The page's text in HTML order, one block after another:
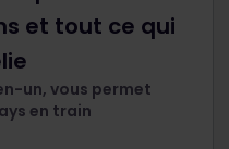
et tout ce qui
un, vous permet
en train